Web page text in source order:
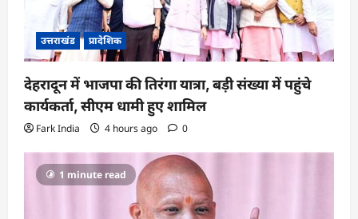
उत्तराखंड प्रादेशिक
देहरादून में भाजपा की तिरंगा यात्रा, बड़ी संख्या में पहुंचे
कार्यकर्ता, सीएम धामी हुए शामिल
Fark India 4 hours ago 0
1 minute read